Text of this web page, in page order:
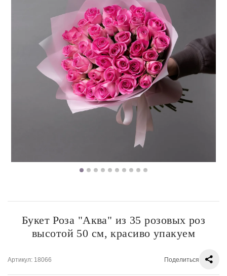
Букет Роза "Аква" из 35 розовых роз
высотой 50 см, красиво упакуем
Артикул: 18066 Поделиться